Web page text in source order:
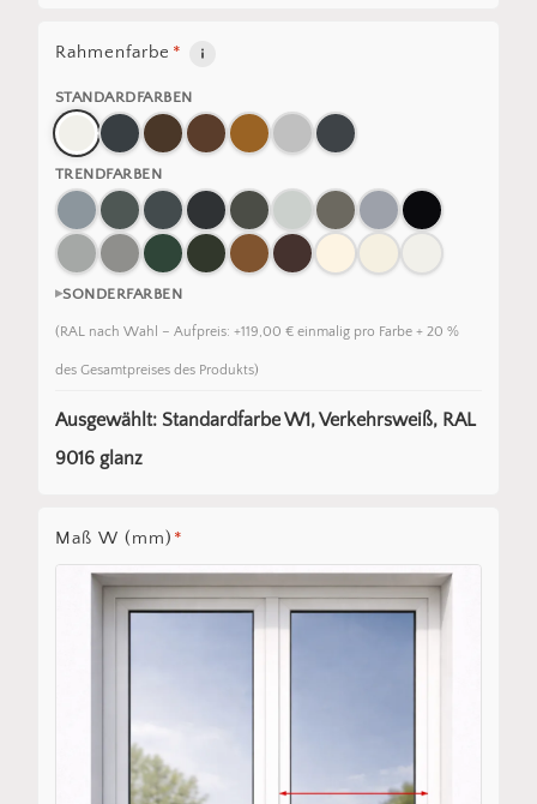
Rahmenfarbe *
STANDARDFARBEN
TRENDFARBEN
SONDERFARBEN
(RAL nach Wahl – Aufpreis: +119,00 € einmalig pro Farbe + 20 %
des Gesamtpreises des Produkts)
Ausgewählt: Standardfarbe W1, Verkehrsweiß, RAL
9016 glanz
Maß W (mm) *